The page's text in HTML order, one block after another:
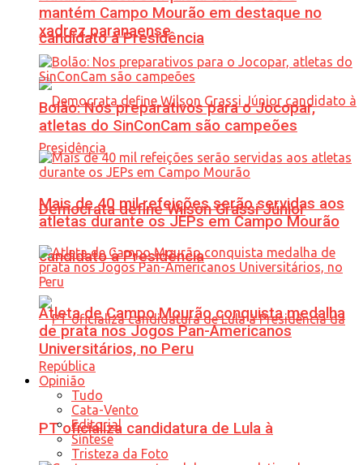
candidato à Presidência
Democrata define Wilson Grassi Júnior
candidato à Presidência
PT oficializa candidatura de Lula à
mantém Campo Mourão em destaque no
xadrez paranaense
Bolão: Nos preparativos para o Jocopar,
atletas do SinConCam são campeões
Mais de 40 mil refeições serão servidas aos
atletas durante os JEPs em Campo Mourão
Atleta de Campo Mourão conquista medalha
de prata nos Jogos Pan-Americanos
Universitários, no Peru
Opinião
Tudo
Cata-Vento
Editorial
Síntese
Tristeza da Foto